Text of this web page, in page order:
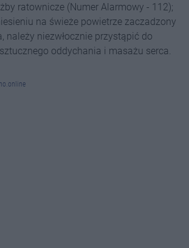
ratownicze (Numer Alarmowy - 112);
na świeże powietrze zaczadzony
należy niezwłocznie przystąpić do
oddychania i masażu serca.